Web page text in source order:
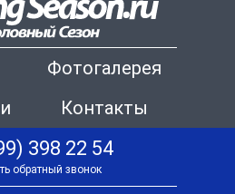
Фотогалерея
Контакты
398 22 54
обратный звонок